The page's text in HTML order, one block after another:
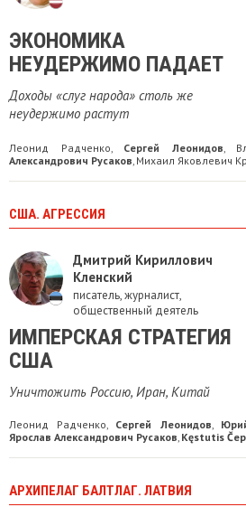
ЭКОНОМИКА
НЕУДЕРЖИМО ПАДАЕТ
Доходы «слуг народа» столь же
неудержимо растут
Леонид Радченко, Сергей Леонидов,
Александрович Русаков, Михаил Яковлевич
США. АГРЕССИЯ
Дмитрий Кириллович
Кленский
писатель, журналист,
общественный деятель
ИМПЕРСКАЯ СТРАТЕГИЯ
США
Уничтожить Россию, Иран, Китай
Леонид Радченко, Сергей Леонидов,
Ярослав Александрович Русаков, Kęstutis
АРХИПЕЛАГ БАЛТЛАГ. ЛАТВИЯ